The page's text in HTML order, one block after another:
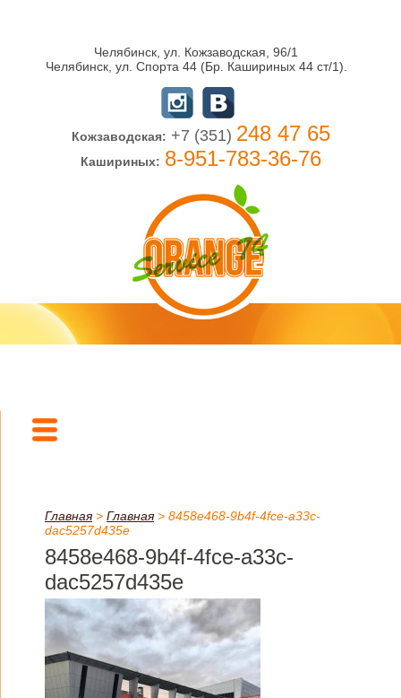
Челябинск, ул. Кожзаводская, 96/1
Челябинск, ул. Спорта 44 (Бр. Кашириных 44 ст/1).
Кожзаводская: +7 (351) 248 47 65
Кашириных: 8-951-783-36-76
Главная> Главная> 8458e468-9b4f-4fce-a33c-
dac5257d435e
8458e468-9b4f-4fce-a33c-
dac5257d435e